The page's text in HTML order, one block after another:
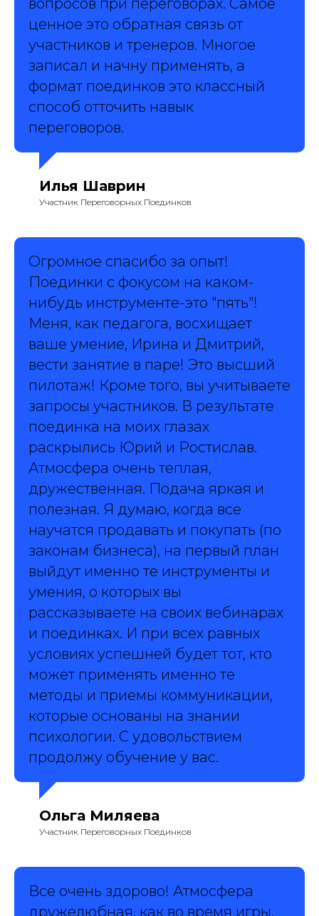
ценное это обратная связь от
участников и тренеров. Многое
записал и начну применять, а
формат поединков это классный
способ отточить навык
переговоров.
Илья Шаврин
Участник Переговорных Поединков
Огромное спасибо за опыт!
Поединки с фокусом на каком-
нибудь инструменте-это "пять"!
Меня, как педагога, восхищает
ваше умение, Ирина и Дмитрий,
вести занятие в паре! Это высший
пилотаж! Кроме того, вы учитываете
запросы участников. В результате
поединка на моих глазах
раскрылись Юрий и Ростислав.
Атмосфера очень теплая,
дружественная. Подача яркая и
полезная. Я думаю, когда все
научатся продавать и покупать (по
законам бизнеса), на первый план
выйдут именно те инструменты и
умения, о которых вы
рассказываете на своих вебинарах
и поединках. И при всех равных
условиях успешней будет тот, кто
может применять именно те
методы и приемы коммуникации,
которые основаны на знании
психологии. С удовольствием
продолжу обучение у вас.
Ольга Миляева
Участник Переговорных Поединков
Все очень здорово! Атмосфера
дружелюбная, как во время игры.